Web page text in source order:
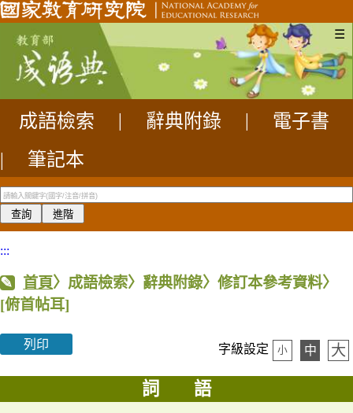
☰
成語檢索 辭典附錄
電子書
|
筆記本
:::
首頁〉成語檢索〉辭典附錄〉修訂本參考資料〉
[俯首帖耳]
列印 字級設定 小 中 大
詞 語